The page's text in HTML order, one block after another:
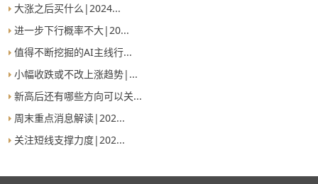
大涨之后买什么|2024...
进一步下行概率不大|20...
值得不断挖掘的AI主线行...
小幅收跌或不改上涨趋势|...
新高后还有哪些方向可以关...
周末重点消息解读|202...
关注短线支撑力度|202...